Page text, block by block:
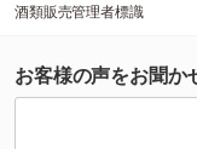
酒類販売管理者標識
お客様の声をお聞か